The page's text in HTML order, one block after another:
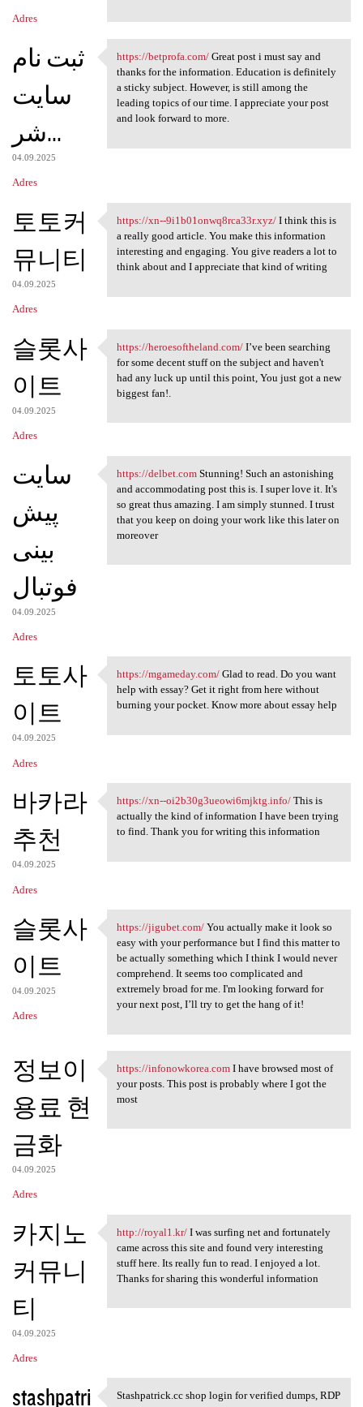
Adres
ثبت نام
سایت
شر...
04.09.2025
Adres
https://betprofa.com/ Great
https://betprofa.com/Great post i must say and
thanks for the information. Education is definitely
a sticky subject. However, is still among the
leading topics of our time. I appreciate your post
and look forward to more.
토토커
뮤니티
04.09.2025
Adres
https://xn--9i1b01onwq8rca33r
https://xn--9i1b01onwq8rca33r.xyz/I think this is
a really good article. You make this information
interesting and engaging. You give readers a lot to
think about and I appreciate that kind of writing
슬롯사
이트
04.09.2025
Adres
https://heroesoftheland.com/
https://heroesoftheland.com/I’ve been searching
for some decent stuff on the subject and haven't
had any luck up until this point, You just got a new
biggest fan!.
سایت
پیش
بینی
فوتبال
04.09.2025
Adres
https://delbet.com Stunning!
https://delbet.comStunning! Such an astonishing
and accommodating post this is. I super love it. It's
so great thus amazing. I am simply stunned. I trust
that you keep on doing your work like this later on
moreover
토토사
이트
04.09.2025
Adres
https://mgameday.com/ Glad to
https://mgameday.com/Glad to read. Do you want
help with essay? Get it right from here without
burning your pocket. Know more about essay help
바카라
추천
04.09.2025
Adres
https://xn-
https://xn--oi2b30g3ueowi6mjktg.info/This is
actually the kind of information I have been trying
to find. Thank you for writing this information
슬롯사
이트
04.09.2025
Adres
https://jigubet.com/ You
https://jigubet.com/You actually make it look so
easy with your performance but I find this matter to
be actually something which I think I would never
comprehend. It seems too complicated and
extremely broad for me. I'm looking forward for
your next post, I’ll try to get the hang of it!
정보이
용료 현
금화
04.09.2025
Adres
https://infonowkorea.com I
https://infonowkorea.comI have browsed most of
your posts. This post is probably where I got the
most
카지노
커뮤니
티
04.09.2025
Adres
http://royal1.kr/ I was
http://royal1.kr/I was surfing net and fortunately
came across this site and found very interesting
stuff here. Its really fun to read. I enjoyed a lot.
Thanks for sharing this wonderful information
stashpatri
Stashpatrick.cc shop login for verified dumps, RDP